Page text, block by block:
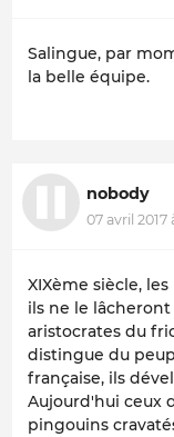
Salingue, par
la belle équipe.
nobody
07 avril 2017
XIXème siècle,
ils ne le
aristocrates du
distingue du
française, ils
Aujourd'hui ceux
pingouins